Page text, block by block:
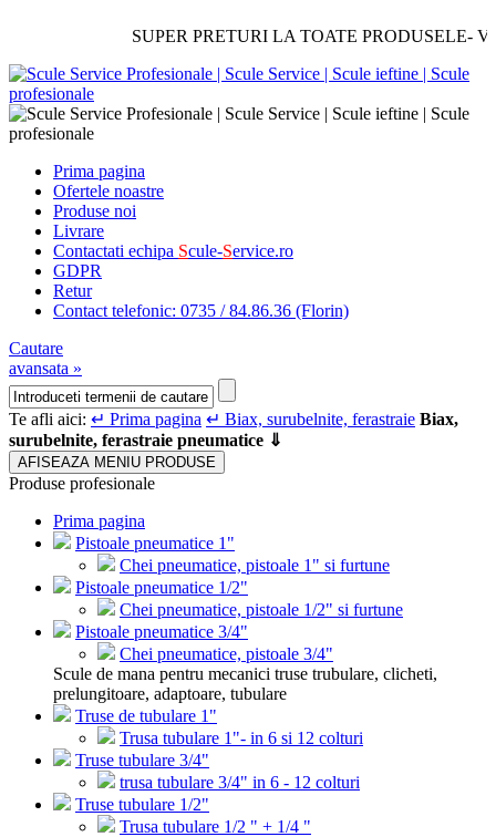
SUPER PRETURI LA TOATE PRODUSELE-
Prima pagina
Ofertele noastre
Produse noi
Livrare
Contactati echipa Scule-Service.ro
GDPR
Retur
Contact telefonic: 0735 / 84.86.36 (Florin)
Cautare
avansata »
Te afli aici: ↵ Prima pagina ↵ Biax, surubelnite, ferastraie Biax,
surubelnite, ferastraie pneumatice ⇓
AFISEAZA MENIU PRODUSE
Produse profesionale
Prima pagina
Pistoale pneumatice 1"
Chei pneumatice, pistoale 1" si furtune
Pistoale pneumatice 1/2"
Chei pneumatice, pistoale 1/2" si furtune
Pistoale pneumatice 3/4"
Chei pneumatice, pistoale 3/4"
Scule de mana pentru mecanici truse trubulare, clicheti,
prelungitoare, adaptoare, tubulare
Truse de tubulare 1"
Trusa tubulare 1"- in 6 si 12 colturi
Truse tubulare 3/4"
trusa tubulare 3/4" in 6 - 12 colturi
Truse tubulare 1/2"
Trusa tubulare 1/2 " + 1/4 "